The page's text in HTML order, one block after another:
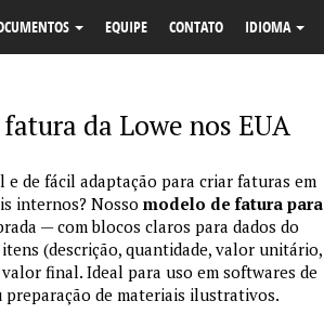
EQUIPE CONTATO IDIOMA
da Lowe nos EUA
de fácil adaptação para criar faturas em
internos? Nosso modelo de fatura para
— com blocos claros para dados do
(descrição, quantidade, valor unitário,
final. Ideal para uso em softwares de
de materiais ilustrativos.